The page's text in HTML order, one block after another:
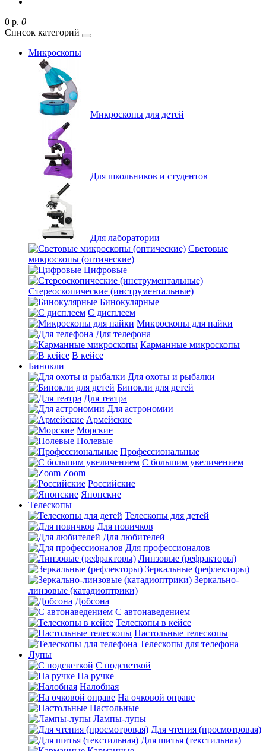
0 р. 0
Список категорий
Микроскопы
Микроскопы для детей
Для школьников и студентов
Для лаборатории
Световые
микроскопы (оптические)
Цифровые
Стереоскопические (инструментальные)
Бинокулярные
С дисплеем
Микроскопы для пайки
Для телефона
Карманные микроскопы
В кейсе
Бинокли
Для охоты и рыбалки
Бинокли для детей
Для театра
Для астрономии
Армейские
Морские
Полевые
Профессиональные
С большим увеличением
Zoom
Российские
Японские
Телескопы
Телескопы для детей
Для новичков
Для любителей
Для профессионалов
Линзовые (рефракторы)
Зеркальные (рефлекторы)
Зеркально-
линзовые (катадиоптрики)
Добсона
С автонаведением
Телескопы в кейсе
Настольные телескопы
Телескопы для телефона
Лупы
С подсветкой
На ручке
Налобная
На очковой оправе
Настольные
Лампы-лупы
Для чтения (просмотровая)
Для шитья (текстильная)